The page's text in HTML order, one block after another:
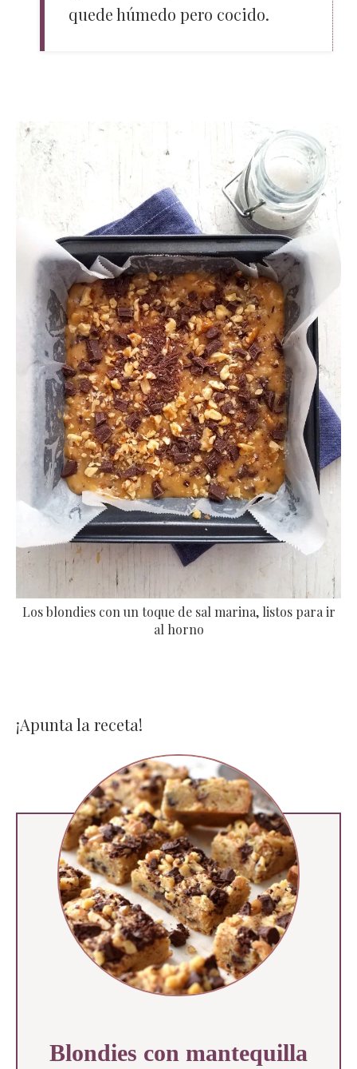
quede húmedo pero cocido.
Los blondies con un toque de sal marina, listos para ir
al horno
¡Apunta la receta!
Blondies con mantequilla